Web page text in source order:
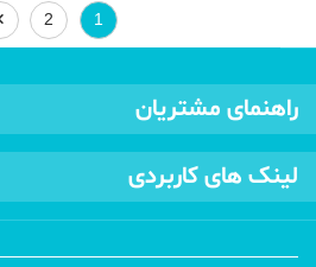
1
2
راهنمای مشتریان
لینک های کاربردی